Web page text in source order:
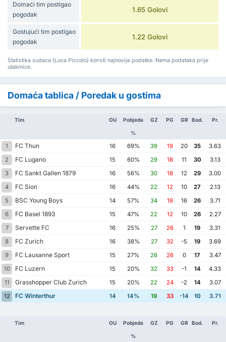
Domaći tim postigao
pogodak
1.65 Golovi
Gostujući tim postigao
pogodak
1.22 Golovi
Statistika sudaca (Luca Piccolo) koristi najnovije podatke. Nema podataka prije
utakmice.
Domaća tablica / Poredak u gostima
Tim OU Pobjeda
%
GZ PG GR Bod. Pr.
1 FC Thun 16 69% 39 19 20 35
3.63
2
FC Lugano 15 60% 29 18 11 30
3.13
3
FC Sankt Gallen 1879 16 56% 30 18 12 29
3.00
4
FC Sion 16 44% 22 12 10 27
2.13
5
BSC Young Boys 14 57% 34 18 16 26
3.71
6
FC Basel 1893 15 47% 22 12 10 26
2.27
7
Servette FC 16 25% 27 26 1 19
3.31
8
FC Zurich 16 38% 27 32 -5 19
3.69
9
FC Lausanne Sport 15 27% 26 26 0 17
3.47
10
FC Luzern 15 20% 32 33 -1 14
4.33
11
Grasshopper Club Zurich 15 20% 22 24 -2 14
3.07
12
FC Winterthur 14 14% 19 33 -14 10 3.71
Tim OU Pobjeda
%
GZ PG GR Bod. Pr.